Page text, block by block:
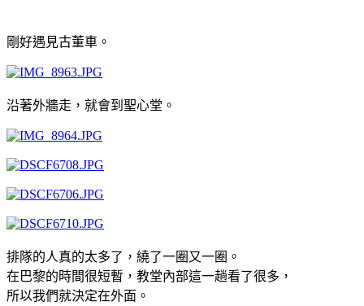
剛好遇見古董車。
沿著外牆走，就會到聖心堂。
排隊的人真的太多了，繞了一圈又一圈。
在巴黎的時間很短暫，教堂內部這一趟看了很多，
所以我們就決定在外面。